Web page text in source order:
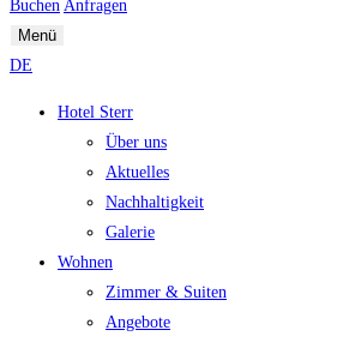
Buchen Anfragen
Menü
DE
Hotel Sterr
Über uns
Aktuelles
Nachhaltigkeit
Galerie
Wohnen
Zimmer & Suiten
Angebote